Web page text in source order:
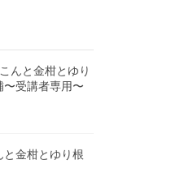
んと金柑とゆり
受講者専用〜
と金柑とゆり根